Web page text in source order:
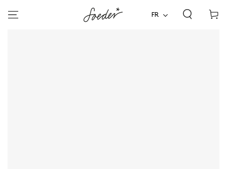
CONTENU
FR